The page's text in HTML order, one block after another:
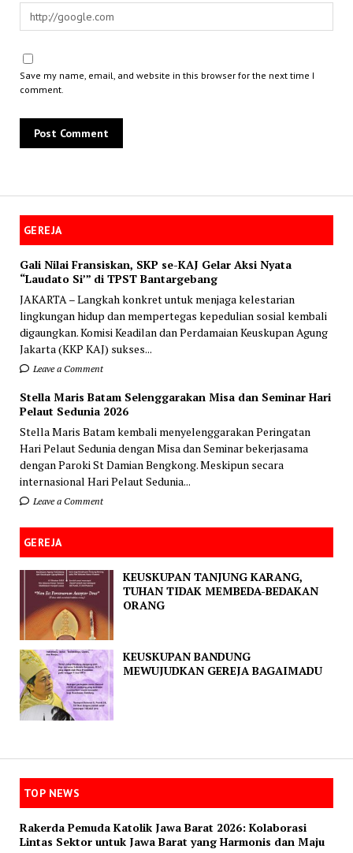
GEREJA
Gali Nilai Fransiskan, SKP se-KAJ Gelar Aksi Nyata
“Laudato Si’” di TPST Bantargebang
JAKARTA – Langkah konkret untuk menjaga kelestarian
lingkungan hidup dan mempertegas kepedulian sosial kembali
digaungkan. Komisi Keadilan dan Perdamaian Keuskupan Agung
Jakarta (KKP KAJ) sukses...
Leave a Comment
Stella Maris Batam Selenggarakan Misa dan Seminar Hari
Pelaut Sedunia 2026
Stella Maris Batam kembali menyelenggarakan Peringatan
Hari Pelaut Sedunia dengan Misa dan Seminar bekerjasama
dengan Paroki St Damian Bengkong. Meskipun secara
internasional Hari Pelaut Sedunia...
Leave a Comment
GEREJA
KEUSKUPAN TANJUNG KARANG,
TUHAN TIDAK MEMBEDA-BEDAKAN
ORANG
KEUSKUPAN BANDUNG
MEWUJUDKAN GEREJA BAGAIMADU
Save my name, email, and website in this browser for the next time I
comment.
TOP NEWS
Rakerda Pemuda Katolik Jawa Barat 2026: Kolaborasi
Lintas Sektor untuk Jawa Barat yang Harmonis dan Maju